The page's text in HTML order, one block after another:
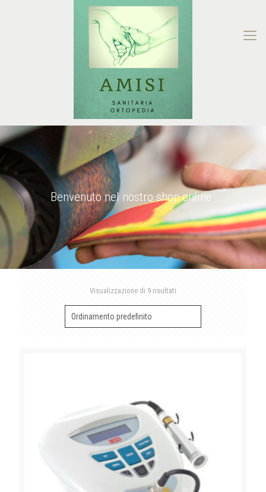
Benvenuto nel nostro shop online
Visualizzazione di 9 risultati